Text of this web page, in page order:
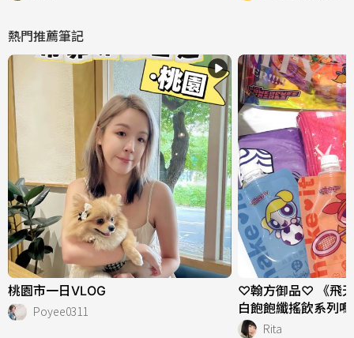
熱門推薦筆記
桃園市一日VLOG
Poyee0311
♡翰方御品♡ 《飛
白飽飽纖搖飲系列
Rita